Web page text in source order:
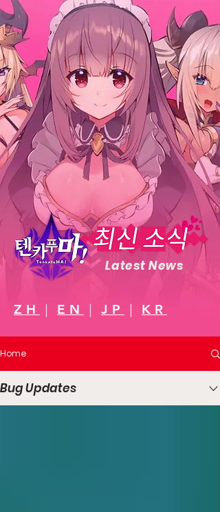
Latest News
ZH ｜ EN ｜ JP ｜ KR
Home
Bug Updates